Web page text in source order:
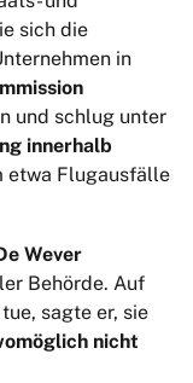
sich die
in
und schlug unter
innerhalb
etwa Flugausfälle
Wever
Behörde. Auf
sagte er, sie
nicht